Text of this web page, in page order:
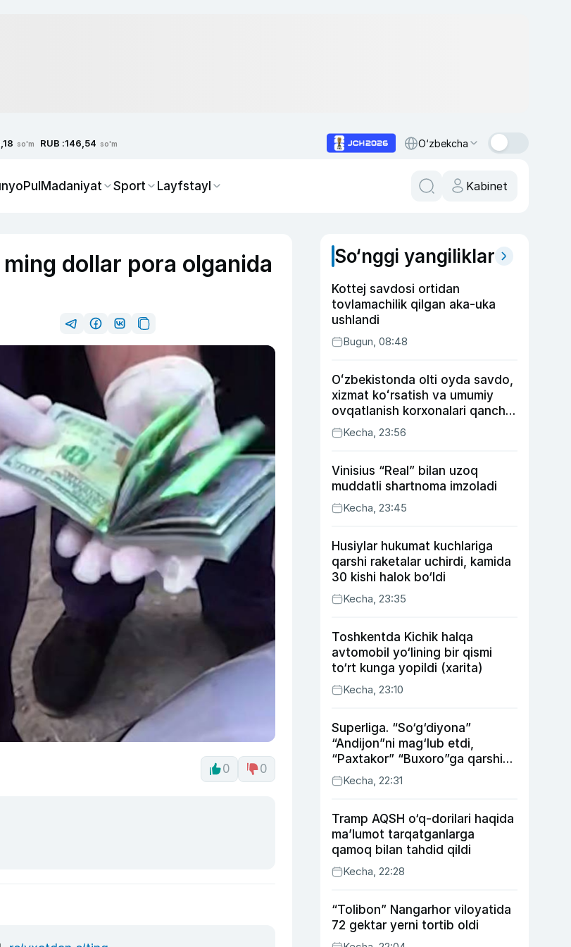
so'm RUB :146,54 so'm O‘zbekcha
PulMadaniyat Sport Layfstayl Kabinet
dollar pora olganida
0 0
So‘nggi yangiliklar
Kottej savdosi ortidan
tovlamachilik qilgan aka-uka
ushlandi
Bugun, 08:48
Oʻzbekistonda olti oyda savdo,
xizmat koʻrsatish va umumiy
ovqatlanish korxonalari qancha
soliq toʻlagani ochiqlandi
Kecha, 23:56
Vinisius “Real” bilan uzoq
muddatli shartnoma imzoladi
Kecha, 23:45
Husiylar hukumat kuchlariga
qarshi raketalar uchirdi, kamida
30 kishi halok bo‘ldi
Kecha, 23:35
Toshkentda Kichik halqa
avtomobil yo‘lining bir qismi
to‘rt kunga yopildi (xarita)
Kecha, 23:10
Superliga. “So‘g‘diyona”
“Andijon”ni mag‘lub etdi,
“Paxtakor” “Buxoro”ga qarshi
bahsda g‘alabani qo‘ldan
chiqardi
Kecha, 22:31
Tramp AQSH o‘q-dorilari haqida
ma’lumot tarqatganlarga
qamoq bilan tahdid qildi
Kecha, 22:28
“Tolibon” Nangarhor viloyatida
72 gektar yerni tortib oldi